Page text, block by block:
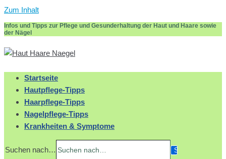
Zum Inhalt
Infos und Tipps zur Pflege und Gesunderhaltung der Haut und Haare sowie
der Nägel
Startseite
Hautpflege-Tipps
Haarpflege-Tipps
Nagelpflege-Tipps
Krankheiten & Symptome
Suchen nach…